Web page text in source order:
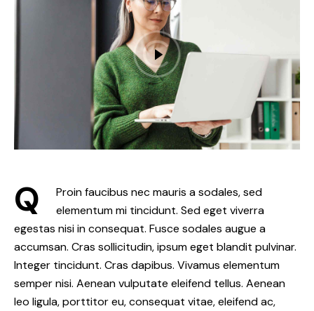
Q
Proin faucibus nec mauris a sodales, sed
elementum mi tincidunt. Sed eget viverra
egestas nisi in consequat. Fusce sodales augue a
accumsan. Cras sollicitudin, ipsum eget blandit pulvinar.
Integer tincidunt. Cras dapibus. Vivamus elementum
semper nisi. Aenean vulputate eleifend tellus. Aenean
leo ligula, porttitor eu, consequat vitae, eleifend ac,